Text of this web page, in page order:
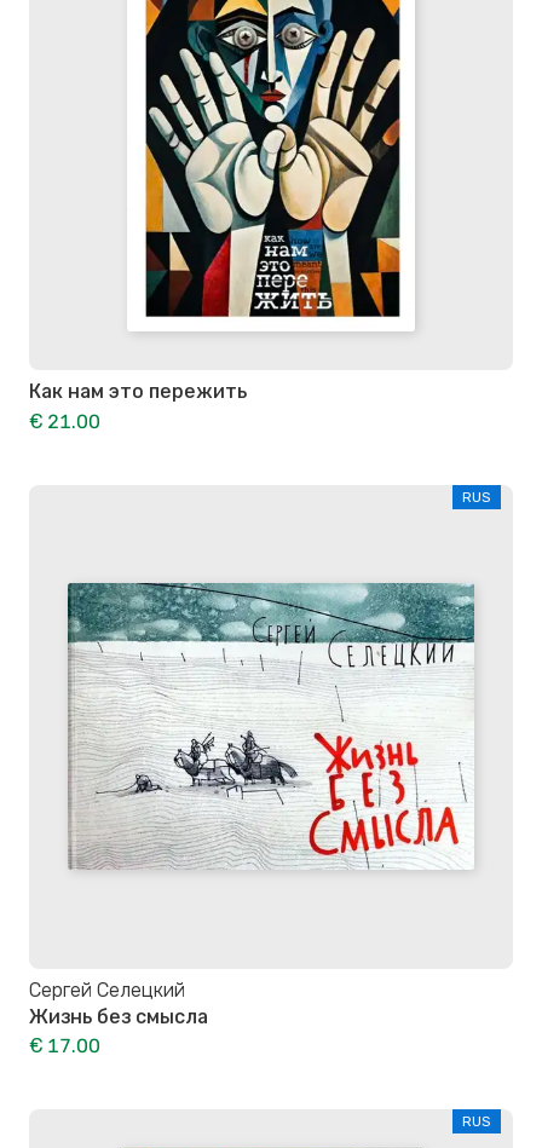
Как нам это пережить
€ 21.00
RUS
Сергей Селецкий
Жизнь без смысла
€ 17.00
RUS